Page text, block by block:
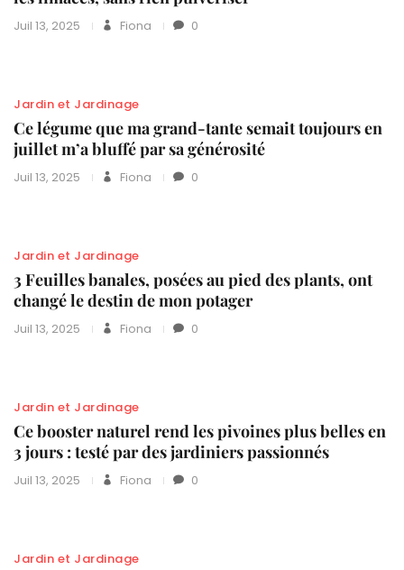
Juil 13, 2025 Fiona 0
Jardin et Jardinage
Ce légume que ma grand-tante semait toujours en
juillet m’a bluffé par sa générosité
Juil 13, 2025 Fiona 0
Jardin et Jardinage
3 Feuilles banales, posées au pied des plants, ont
changé le destin de mon potager
Juil 13, 2025 Fiona 0
Jardin et Jardinage
Ce booster naturel rend les pivoines plus belles en
3 jours : testé par des jardiniers passionnés
Juil 13, 2025 Fiona 0
Jardin et Jardinage